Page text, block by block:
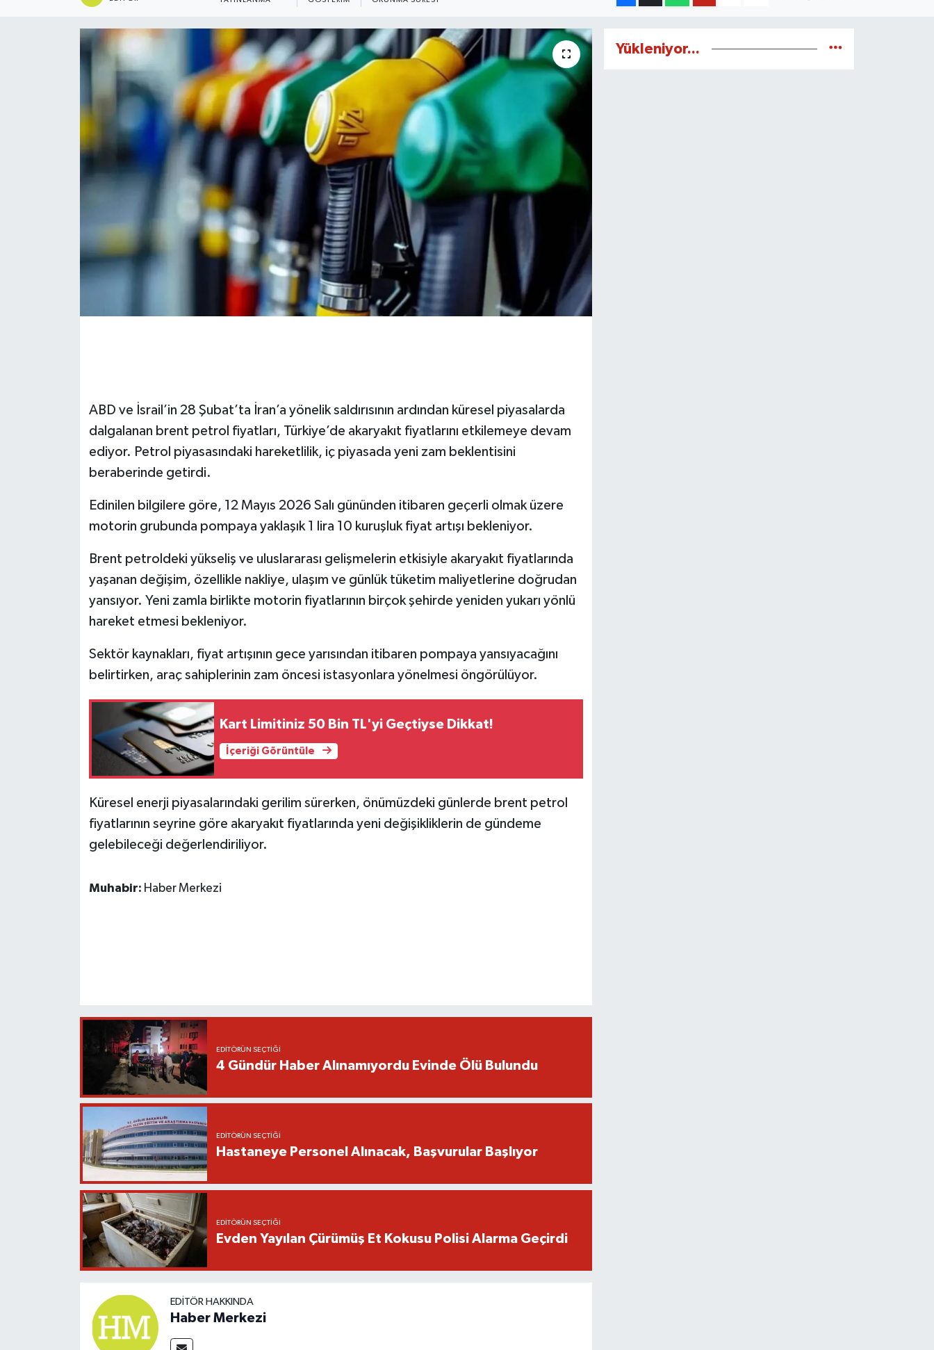
ABD ve İsrail’in 28 Şubat’ta İran’a yönelik saldırısının ardından küresel piyasalarda
dalgalanan brent petrol fiyatları, Türkiye’de akaryakıt fiyatlarını etkilemeye devam
ediyor. Petrol piyasasındaki hareketlilik, iç piyasada yeni zam beklentisini
beraberinde getirdi.
Edinilen bilgilere göre, 12 Mayıs 2026 Salı gününden itibaren geçerli olmak üzere
motorin grubunda pompaya yaklaşık 1 lira 10 kuruşluk fiyat artışı bekleniyor.
Brent petroldeki yükseliş ve uluslararası gelişmelerin etkisiyle akaryakıt fiyatlarında
yaşanan değişim, özellikle nakliye, ulaşım ve günlük tüketim maliyetlerine doğrudan
yansıyor. Yeni zamla birlikte motorin fiyatlarının birçok şehirde yeniden yukarı yönlü
hareket etmesi bekleniyor.
Sektör kaynakları, fiyat artışının gece yarısından itibaren pompaya yansıyacağını
belirtirken, araç sahiplerinin zam öncesi istasyonlara yönelmesi öngörülüyor.
Kart Limitiniz 50 Bin TL'yi Geçtiyse Dikkat!
İçeriği Görüntüle
Küresel enerji piyasalarındaki gerilim sürerken, önümüzdeki günlerde brent petrol
fiyatlarının seyrine göre akaryakıt fiyatlarında yeni değişikliklerin de gündeme
gelebileceği değerlendiriliyor.
Muhabir: Haber Merkezi
EDITÖRÜN SEÇTIĞI
4 Gündür Haber Alınamıyordu Evinde Ölü Bulundu
EDITÖRÜN SEÇTIĞI
Hastaneye Personel Alınacak, Başvurular Başlıyor
EDITÖRÜN SEÇTIĞI
Evden Yayılan Çürümüş Et Kokusu Polisi Alarma Geçirdi
EDITÖR HAKKINDA
Haber Merkezi
Yükleniyor...